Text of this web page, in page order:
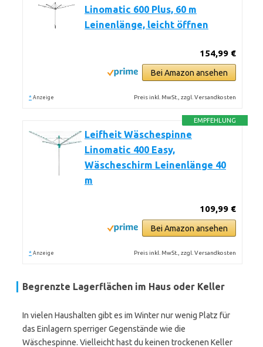
Linomatic 600 Plus, 60 m
Leinenlänge, leicht öffnen
154,99 €
Bei Amazon ansehen
* Anzeige Preis inkl. MwSt., zzgl. Versandkosten
EMPFEHLUNG
Leifheit Wäschespinne
Linomatic 400 Easy,
Wäscheschirm Leinenlänge 40
m
109,99 €
Bei Amazon ansehen
* Anzeige Preis inkl. MwSt., zzgl. Versandkosten
Begrenzte Lagerflächen im Haus oder Keller
In vielen Haushalten gibt es im Winter nur wenig Platz für
das Einlagern sperriger Gegenstände wie die
Wäschespinne. Vielleicht hast du keinen trockenen Keller